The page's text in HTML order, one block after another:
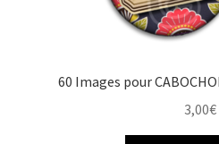
60 Images pour
3,00€